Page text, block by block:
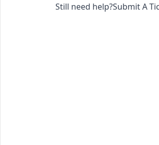
Still need help?Submit A